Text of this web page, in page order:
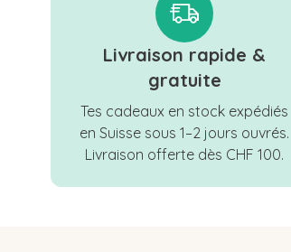
Livraison rapide &
gratuite
Tes cadeaux en stock expédiés
en Suisse sous 1–2 jours ouvrés.
Livraison offerte dès CHF 100.